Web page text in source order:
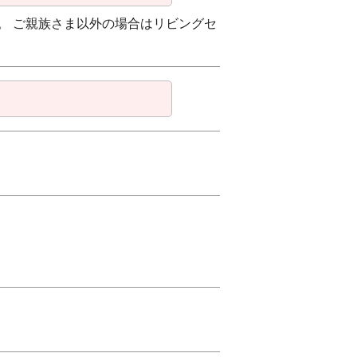
ご親族さま以外の場合はリビングセ